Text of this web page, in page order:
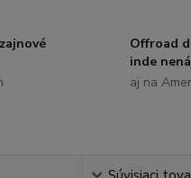
Offroad
inde
aj na